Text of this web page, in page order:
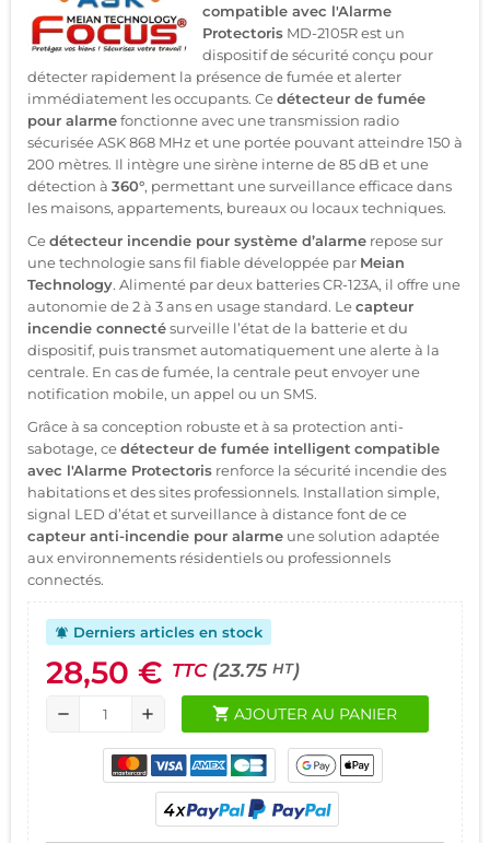
compatible avec l'Alarme
Protectoris MD-2105R est un
dispositif de sécurité conçu pour
détecter rapidement la présence de fumée et alerter
immédiatement les occupants. Cedétecteur de fumée
pour alarmefonctionne avec une transmission radio
sécurisée ASK 868 MHz et une portée pouvant atteindre 150 à
200 mètres. Il intègre une sirène interne de 85 dB et une
détection à 360°, permettant une surveillance efficace dans
les maisons, appartements, bureaux ou locaux techniques.
Cedétecteur incendie pour système d’alarme repose sur
une technologie sans fil fiable développée par Meian
Technology. Alimenté par deux batteries CR-123A, il offre une
autonomie de 2 à 3 ans en usage standard. Lecapteur
incendie connectésurveille l’état de la batterie et du
dispositif, puis transmet automatiquement une alerte à la
centrale. En cas de fumée, la centrale peut envoyer une
notification mobile, un appel ou un SMS.
Grâce à sa conception robuste et à sa protection anti-
sabotage, cedétecteur de fumée intelligent compatible
avec l'Alarme Protectoris renforce la sécurité incendie des
habitations et des sites professionnels. Installation simple,
signal LED d’état et surveillance à distance font de ce
capteur anti-incendie pour alarme une solution adaptée
aux environnements résidentiels ou professionnels
connectés.
notifications_active Derniers articles en stock
28,50 € TTC (23.75 HT)
remove add shopping_cart AJOUTER AU PANIER